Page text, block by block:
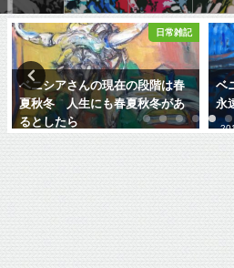
日常雑記
ベニシアさんの現在の段階は春
夏秋冬 人生にも春夏秋冬があ
るとしたら
ベ
永